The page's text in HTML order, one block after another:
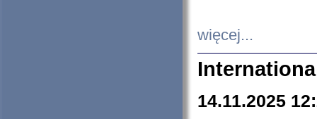
więcej...
14.11.2025